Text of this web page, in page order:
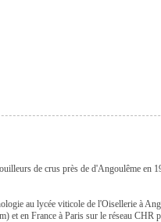
de crus près de d'Angoulême en
au lycée viticole de l'Oisellerie à
et en France à Paris sur le réseau CHR